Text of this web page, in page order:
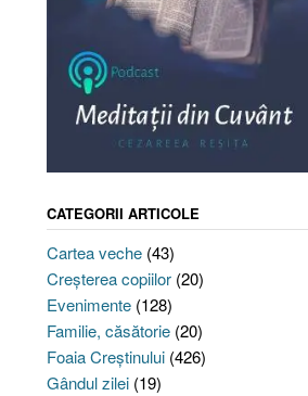
CATEGORII ARTICOLE
Cartea veche(43)
Creşterea copiilor(20)
Evenimente(128)
Familie, căsătorie(20)
Foaia Creştinului(426)
Gândul zilei(19)